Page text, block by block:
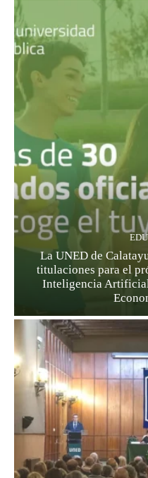
La UNED de
titulaciones para el
Inteligencia